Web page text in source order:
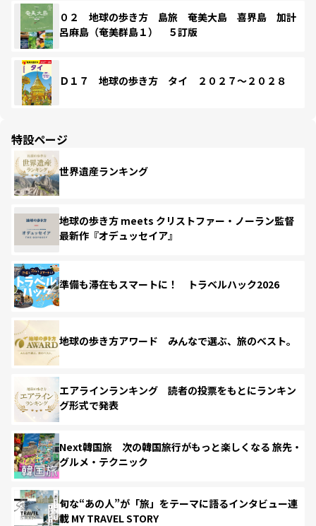
０２ 地球の歩き方 島旅 奄美大島 喜界島 加計
呂麻島（奄美群島１） ５訂版
Ｄ１７ 地球の歩き方 タイ ２０２７～２０２８
特設ページ
世界遺産ランキング
地球の歩き方 meets クリストファー・ノーラン監督
最新作『オデュッセイア』
準備も滞在もスマートに！ トラベルハック2026
地球の歩き方アワード みんなで選ぶ、旅のベスト。
エアラインランキング 読者の投票をもとにランキン
グ形式で発表
Next韓国旅 次の韓国旅行がもっと楽しくなる 旅先・
グルメ・テクニック
旬な“あの人”が「旅」をテーマに語るインタビュー連
載 MY TRAVEL STORY